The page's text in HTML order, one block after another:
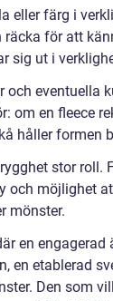
eller färg i
för att
sig ut i
och eventuella
en fleece
håller formen
stor roll.
och möjlighet
mönster.
en
en etablerad
Den som